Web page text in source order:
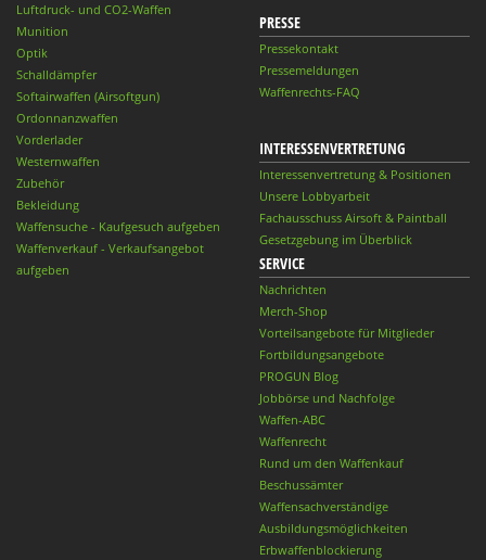
Luftdruck- und CO2-Waffen
Munition
Optik
Schalldämpfer
Softairwaffen (Airsoftgun)
Ordonnanzwaffen
Vorderlader
Westernwaffen
Zubehör
Bekleidung
Waffensuche - Kaufgesuch aufgeben
Waffenverkauf - Verkaufsangebot
aufgeben
PRESSE
Pressekontakt
Pressemeldungen
Waffenrechts-FAQ
INTERESSENVERTRETUNG
Interessenvertretung & Positionen
Unsere Lobbyarbeit
Fachausschuss Airsoft & Paintball
Gesetzgebung im Überblick
SERVICE
Nachrichten
Merch-Shop
Vorteilsangebote für Mitglieder
Fortbildungsangebote
PROGUN Blog
Jobbörse und Nachfolge
Waffen-ABC
Waffenrecht
Rund um den Waffenkauf
Beschussämter
Waffensachverständige
Ausbildungsmöglichkeiten
Erbwaffenblockierung